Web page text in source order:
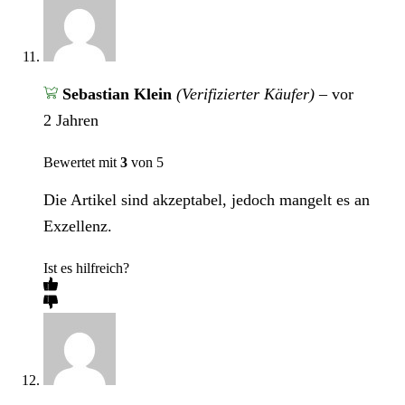
Sebastian Klein (Verifizierter Käufer) – vor
2 Jahren
Bewertet mit 3 von 5
Die Artikel sind akzeptabel, jedoch mangelt es an
Exzellenz.
Ist es hilfreich?